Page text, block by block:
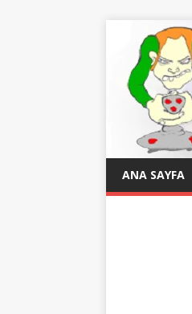
ANA SAYFA